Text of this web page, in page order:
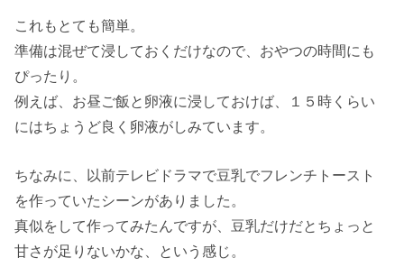
これもとても簡単。
準備は混ぜて浸しておくだけなので、おやつの時間にも
ぴったり。
例えば、お昼ご飯と卵液に浸しておけば、１５時くらい
にはちょうど良く卵液がしみています。
ちなみに、以前テレビドラマで豆乳でフレンチトースト
を作っていたシーンがありました。
真似をして作ってみたんですが、豆乳だけだとちょっと
甘さが足りないかな、という感じ。